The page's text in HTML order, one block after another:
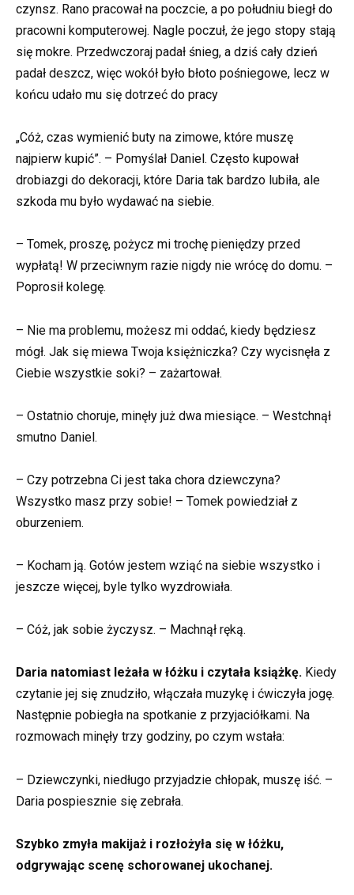
czynsz. Rano pracował na poczcie, a po południu biegł do
pracowni komputerowej. Nagle poczuł, że jego stopy stają
się mokre. Przedwczoraj padał śnieg, a dziś cały dzień
padał deszcz, więc wokół było błoto pośniegowe, lecz w
końcu udało mu się dotrzeć do pracy
„Cóż, czas wymienić buty na zimowe, które muszę
najpierw kupić”. – Pomyślał Daniel. Często kupował
drobiazgi do dekoracji, które Daria tak bardzo lubiła, ale
szkoda mu było wydawać na siebie.
– Tomek, proszę, pożycz mi trochę pieniędzy przed
wypłatą! W przeciwnym razie nigdy nie wrócę do domu. –
Poprosił kolegę.
– Nie ma problemu, możesz mi oddać, kiedy będziesz
mógł. Jak się miewa Twoja księżniczka? Czy wycisnęła z
Ciebie wszystkie soki? – zażartował.
– Ostatnio choruje, minęły już dwa miesiące. – Westchnął
smutno Daniel.
– Czy potrzebna Ci jest taka chora dziewczyna?
Wszystko masz przy sobie! – Tomek powiedział z
oburzeniem.
– Kocham ją. Gotów jestem wziąć na siebie wszystko i
jeszcze więcej, byle tylko wyzdrowiała.
– Cóż, jak sobie życzysz. – Machnął ręką.
Daria natomiast leżała w łóżku i czytała książkę. Kiedy
czytanie jej się znudziło, włączała muzykę i ćwiczyła jogę.
Następnie pobiegła na spotkanie z przyjaciółkami. Na
rozmowach minęły trzy godziny, po czym wstała:
– Dziewczynki, niedługo przyjadzie chłopak, muszę iść. –
Daria pospiesznie się zebrała.
Szybko zmyła makijaż i rozłożyła się w łóżku,
odgrywając scenę schorowanej ukochanej.